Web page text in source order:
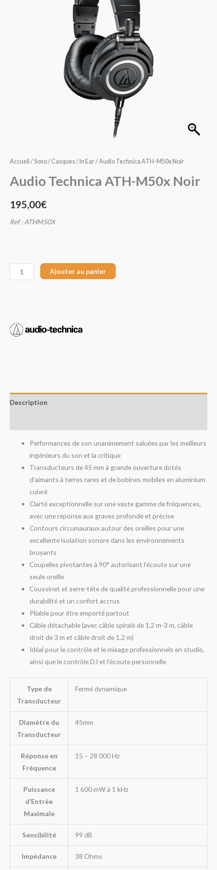
Accueil /Sono/ Casques / In Ear/ Audio Technica ATH-M50x Noir
Audio Technica ATH-M50x Noir
195,00€
Ref : ATHM50X
Ajouter au panier
Description
Performances de son unanimement saluées par les meilleurs
ingénieurs du son et la critique
Transducteurs de 45 mm à grande ouverture dotés
d’aimants à terres rares et de bobines mobiles en aluminium
cuivré
Clarté exceptionnelle sur une vaste gamme de fréquences,
avec une réponse aux graves profonde et précise
Contours circumauraux autour des oreilles pour une
excellente isolation sonore dans les environnements
bruyants
Coupelles pivotantes à 90° autorisant l’écoute sur une
seule oreille
Coussinet et serre-tête de qualité professionnelle pour une
durabilité et un confort accrus
Pliable pour être emporté partout
Câble détachable (avec câble spiralé de 1,2 m-3 m, câble
droit de 3 m et câble droit de 1,2 m)
Idéal pour le contrôle et le mixage professionnels en studio,
ainsi que le contrôle DJ et l’écoute personnelle
Type de
Transducteur
Fermé dynamique
Diamètre du
Transducteur
45mm
Réponse en
Fréquence
15 – 28 000 Hz
Puissance
d’Entrée
Maximale
1 600 mW à 1 kHz
Sensibilité 99 dB
Impédance 38 Ohms